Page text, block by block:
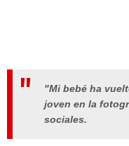
"Mi bebé ha
joven en la
sociales.